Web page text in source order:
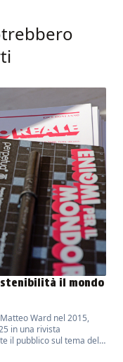
il mondo
Ward nel 2015,
in una rivista
il pubblico sul tema della